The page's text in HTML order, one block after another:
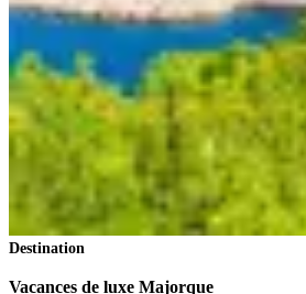
Destination
Vacances de luxe Majorque